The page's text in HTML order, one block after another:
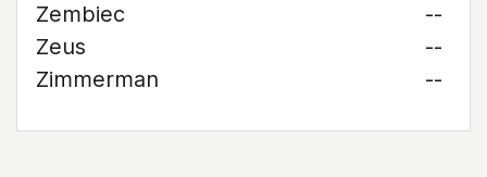
Zembiec
--
Zeus
--
Zimmerman
--